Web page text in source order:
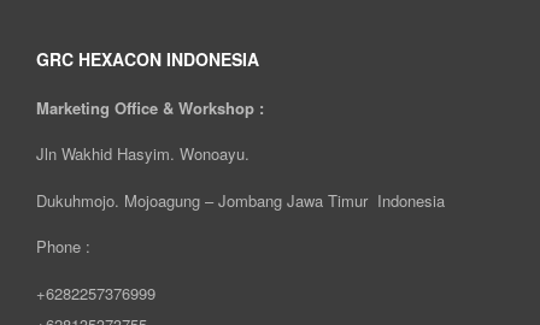
GRC HEXACON INDONESIA
Marketing Office & Workshop :
Jln Wakhid Hasyim. Wonoayu.
Dukuhmojo. Mojoagung – Jombang Jawa Timur Indonesia
Phone :
+6282257376999